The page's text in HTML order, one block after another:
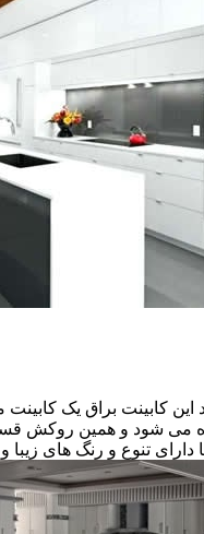
این کابینت براق یک
می شود و همین روکش
تنوع و رنگ های